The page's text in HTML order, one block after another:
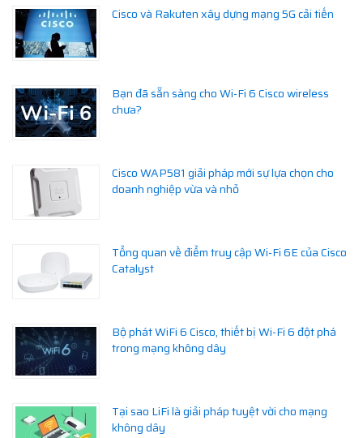
Cisco và Rakuten xây dựng mạng 5G cải tiến
Bạn đã sẵn sàng cho Wi-Fi 6 Cisco wireless
chưa?
Cisco WAP581 giải pháp mới sự lựa chọn cho
doanh nghiệp vừa và nhỏ
Tổng quan về điểm truy cập Wi-Fi 6E của Cisco
Catalyst
Bộ phát WiFi 6 Cisco, thiết bị Wi-Fi 6 đột phá
trong mạng không dây
Tại sao LiFi là giải pháp tuyệt vời cho mạng
không dây